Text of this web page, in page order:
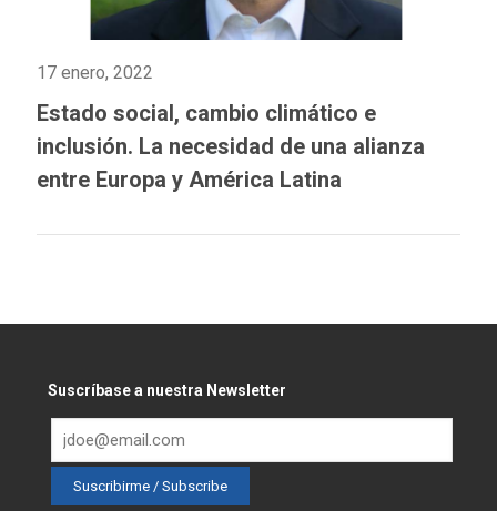
17 enero, 2022
Estado social, cambio climático e
inclusión. La necesidad de una alianza
entre Europa y América Latina
Suscríbase a nuestra Newsletter